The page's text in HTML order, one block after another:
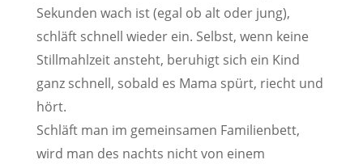
Sekunden wach ist (egal ob alt oder jung),
schläft schnell wieder ein. Selbst, wenn keine
Stillmahlzeit ansteht, beruhigt sich ein Kind
ganz schnell, sobald es Mama spürt, riecht und
hört.
Schläft man im gemeinsamen Familienbett,
wird man des nachts nicht von einem